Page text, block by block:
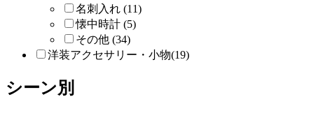
名刺入れ (11)
懐中時計 (5)
その他 (34)
洋装アクセサリー・小物(19)
シーン別